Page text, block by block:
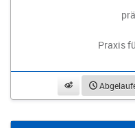
Praxis
beobachten